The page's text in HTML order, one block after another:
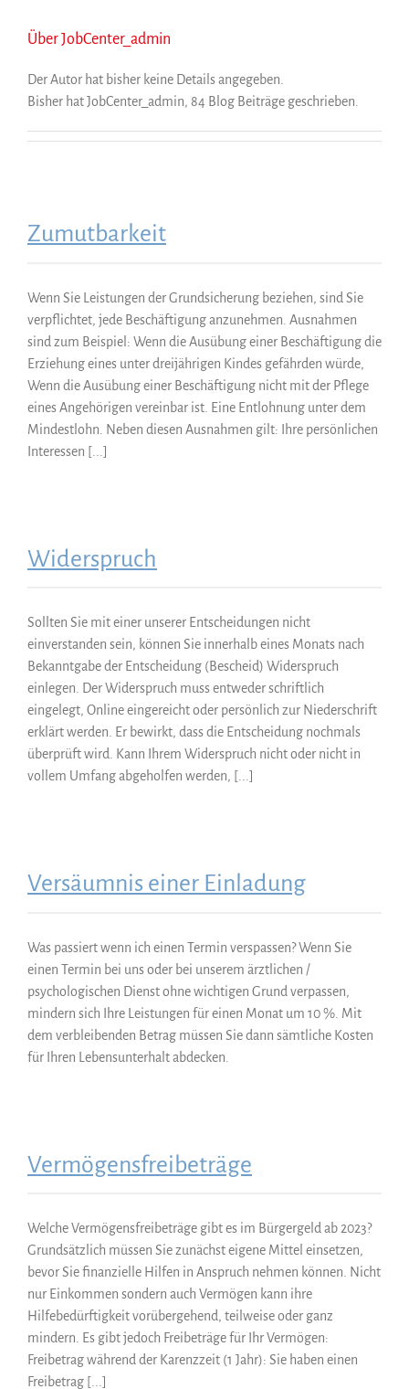
Über JobCenter_admin
Der Autor hat bisher keine Details angegeben.
Bisher hat JobCenter_admin, 84 Blog Beiträge geschrieben.
Zumutbarkeit
Wenn Sie Leistungen der Grundsicherung beziehen, sind Sie
verpflichtet, jede Beschäftigung anzunehmen. Ausnahmen
sind zum Beispiel: Wenn die Ausübung einer Beschäftigung die
Erziehung eines unter dreijährigen Kindes gefährden würde,
Wenn die Ausübung einer Beschäftigung nicht mit der Pflege
eines Angehörigen vereinbar ist. Eine Entlohnung unter dem
Mindestlohn. Neben diesen Ausnahmen gilt: Ihre persönlichen
Interessen [...]
Widerspruch
Sollten Sie mit einer unserer Entscheidungen nicht
einverstanden sein, können Sie innerhalb eines Monats nach
Bekanntgabe der Entscheidung (Bescheid) Widerspruch
einlegen. Der Widerspruch muss entweder schriftlich
eingelegt, Online eingereicht oder persönlich zur Niederschrift
erklärt werden. Er bewirkt, dass die Entscheidung nochmals
überprüft wird. Kann Ihrem Widerspruch nicht oder nicht in
vollem Umfang abgeholfen werden, [...]
Versäumnis einer Einladung
Was passiert wenn ich einen Termin verspassen? Wenn Sie
einen Termin bei uns oder bei unserem ärztlichen /
psychologischen Dienst ohne wichtigen Grund verpassen,
mindern sich Ihre Leistungen für einen Monat um 10 %. Mit
dem verbleibenden Betrag müssen Sie dann sämtliche Kosten
für Ihren Lebensunterhalt abdecken.
Vermögensfreibeträge
Welche Vermögensfreibeträge gibt es im Bürgergeld ab 2023?
Grundsätzlich müssen Sie zunächst eigene Mittel einsetzen,
bevor Sie finanzielle Hilfen in Anspruch nehmen können. Nicht
nur Einkommen sondern auch Vermögen kann ihre
Hilfebedürftigkeit vorübergehend, teilweise oder ganz
mindern. Es gibt jedoch Freibeträge für Ihr Vermögen:
Freibetrag während der Karenzzeit (1 Jahr): Sie haben einen
Freibetrag [...]